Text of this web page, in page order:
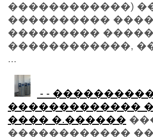
������������)
����������
���������
������������,
...
- -
�������������
���� �.������
������������